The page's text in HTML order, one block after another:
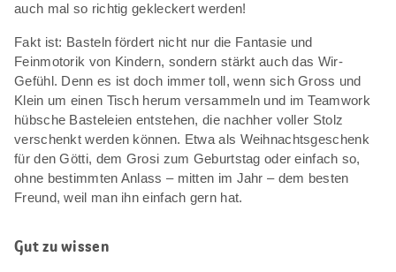
auch mal so richtig gekleckert werden!
Fakt ist: Basteln fördert nicht nur die Fantasie und
Feinmotorik von Kindern, sondern stärkt auch das Wir-
Gefühl. Denn es ist doch immer toll, wenn sich Gross und
Klein um einen Tisch herum versammeln und im Teamwork
hübsche Basteleien entstehen, die nachher voller Stolz
verschenkt werden können. Etwa als Weihnachtsgeschenk
für den Götti, dem Grosi zum Geburtstag oder einfach so,
ohne bestimmten Anlass – mitten im Jahr – dem besten
Freund, weil man ihn einfach gern hat.
Gut zu wissen